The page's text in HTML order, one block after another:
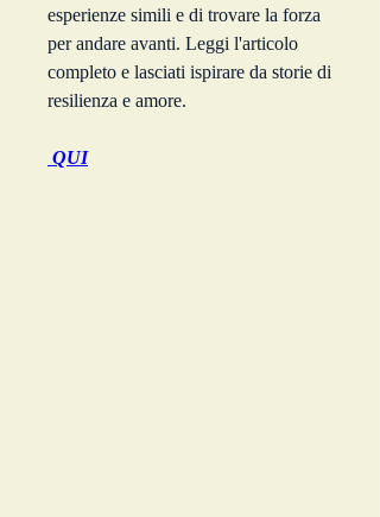
esperienze simili e di trovare la forza
per andare avanti. Leggi l'articolo
completo e lasciati ispirare da storie di
resilienza e amore.
QUI